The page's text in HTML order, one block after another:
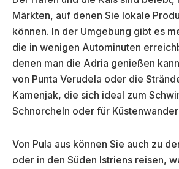
Märkten, auf denen Sie lokale
können. In der Umgebung gibt es
die in wenigen Autominuten
denen man die Adria genießen
von Punta Verudela oder die
Kamenjak, die sich ideal zum
Schnorcheln oder für
Von Pula aus können Sie auch zu
oder in den Süden Istriens reisen,